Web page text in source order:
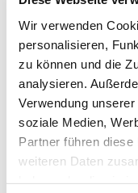
Wir verwenden
personalisieren,
zu können und die
analysieren.
Verwendung
soziale Medien,
Partner führen
weiteren Daten
Angesichts dieser
mit langer
insbesondere
ungünstiges
positive
negative
Falle einer
Osten zu
aber macht eine